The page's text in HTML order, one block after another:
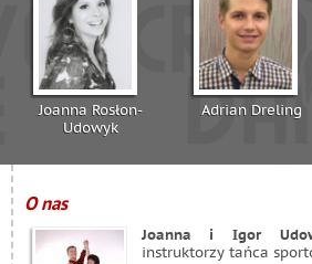
Joanna Rosłon-
Udowyk
Adrian Dreling
O nas
Joanna i Igor
instruktorzy tańca